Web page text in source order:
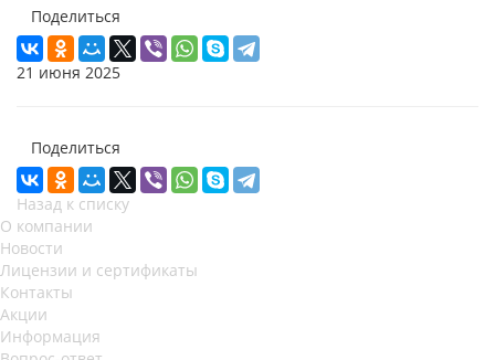
Поделиться
21 июня 2025
Поделиться
Назад к списку
О компании
Новости
Лицензии и сертификаты
Контакты
Акции
Информация